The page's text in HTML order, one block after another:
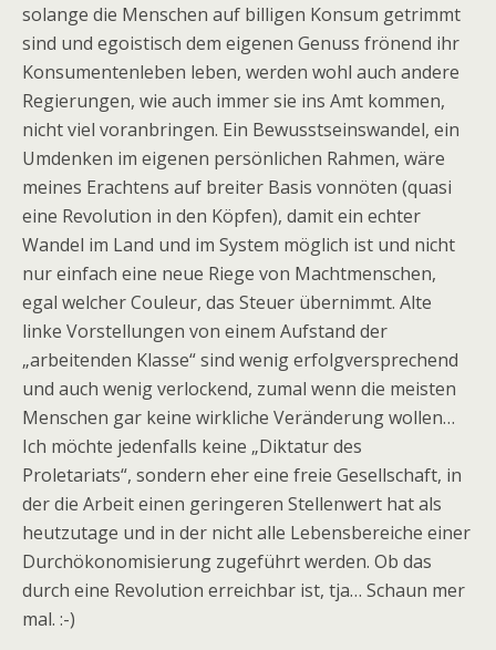
solange die Menschen auf billigen Konsum getrimmt
sind und egoistisch dem eigenen Genuss frönend ihr
Konsumentenleben leben, werden wohl auch andere
Regierungen, wie auch immer sie ins Amt kommen,
nicht viel voranbringen. Ein Bewusstseinswandel, ein
Umdenken im eigenen persönlichen Rahmen, wäre
meines Erachtens auf breiter Basis vonnöten (quasi
eine Revolution in den Köpfen), damit ein echter
Wandel im Land und im System möglich ist und nicht
nur einfach eine neue Riege von Machtmenschen,
egal welcher Couleur, das Steuer übernimmt. Alte
linke Vorstellungen von einem Aufstand der
„arbeitenden Klasse“ sind wenig erfolgversprechend
und auch wenig verlockend, zumal wenn die meisten
Menschen gar keine wirkliche Veränderung wollen…
Ich möchte jedenfalls keine „Diktatur des
Proletariats“, sondern eher eine freie Gesellschaft, in
der die Arbeit einen geringeren Stellenwert hat als
heutzutage und in der nicht alle Lebensbereiche einer
Durchökonomisierung zugeführt werden. Ob das
durch eine Revolution erreichbar ist, tja… Schaun mer
mal. :-)